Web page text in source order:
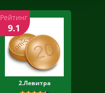
2.Левитра
Рейтинг
9.1